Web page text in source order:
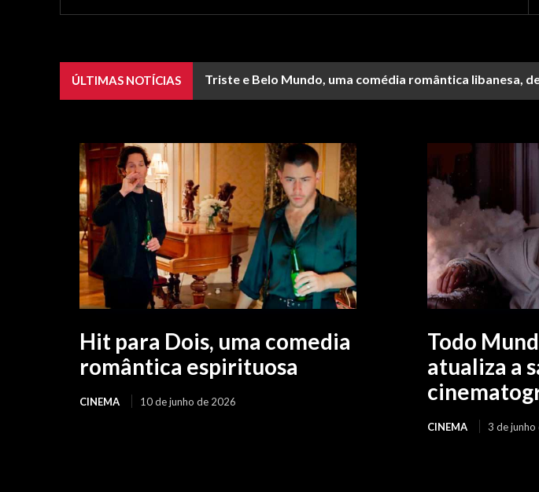
ÚLTIMAS NOTÍCIAS Triste e Belo Mundo, uma comédia romântica libanesa,
Hit para Dois, uma comedia
romântica espirituosa
CINEMA 10 de junho de 2026
Todo
atualiza a
CINEMA 3 de